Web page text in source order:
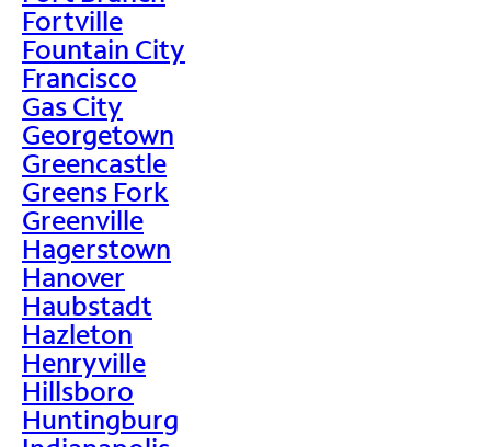
Fortville
Fountain City
Francisco
Gas City
Georgetown
Greencastle
Greens Fork
Greenville
Hagerstown
Hanover
Haubstadt
Hazleton
Henryville
Hillsboro
Huntingburg